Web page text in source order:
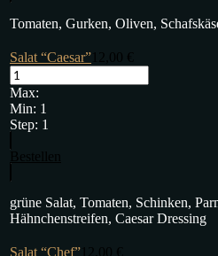
Tomaten, Gurken, Oliven,
Salat “Caesar”
Max:
Min: 1
Step: 1
grüne Salat, Tomaten, Schinken,
Hähnchenstreifen, Caesar Dressing
Salat “Chef”